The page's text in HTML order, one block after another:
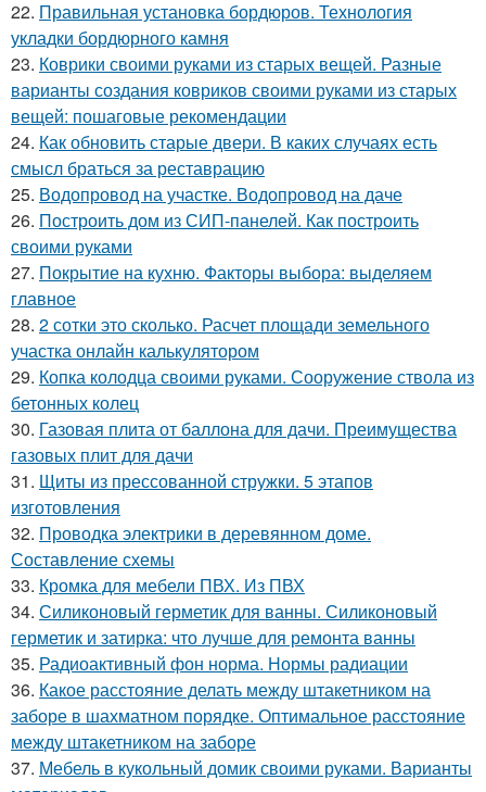
22. Правильная установка бордюров. Технология
укладки бордюрного камня
23. Коврики своими руками из старых вещей. Разные
варианты создания ковриков своими руками из старых
вещей: пошаговые рекомендации
24. Как обновить старые двери. В каких случаях есть
смысл браться за реставрацию
25. Водопровод на участке. Водопровод на даче
26. Построить дом из СИП-панелей. Как построить
своими руками
27. Покрытие на кухню. Факторы выбора: выделяем
главное
28. 2 сотки это сколько. Расчет площади земельного
участка онлайн калькулятором
29. Копка колодца своими руками. Сооружение ствола из
бетонных колец
30. Газовая плита от баллона для дачи. Преимущества
газовых плит для дачи
31. Щиты из прессованной стружки. 5 этапов
изготовления
32. Проводка электрики в деревянном доме.
Составление схемы
33. Кромка для мебели ПВХ. Из ПВХ
34. Силиконовый герметик для ванны. Силиконовый
герметик и затирка: что лучше для ремонта ванны
35. Радиоактивный фон норма. Нормы радиации
36. Какое расстояние делать между штакетником на
заборе в шахматном порядке. Оптимальное расстояние
между штакетником на заборе
37. Мебель в кукольный домик своими руками. Варианты